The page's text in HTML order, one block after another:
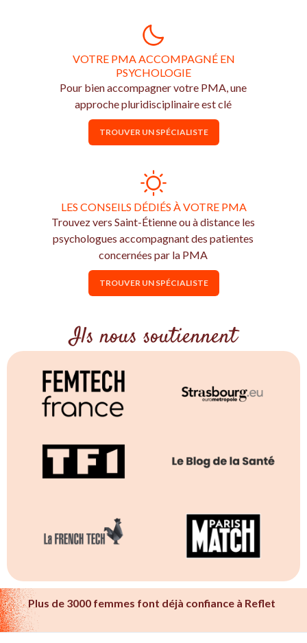
VOTRE PMA ACCOMPAGNÉ EN
PSYCHOLOGIE
Pour bien accompagner votre PMA, une
approche pluridisciplinaire est clé
TROUVER UN SPÉCIALISTE
LES CONSEILS DÉDIÉS À VOTRE PMA
Trouvez vers Saint-Étienne ou à distance les
psychologues accompagnant des patientes
concernées par la PMA
TROUVER UN SPÉCIALISTE
Ils nous soutiennent
Plus de 3000 femmes font déjà confiance à Reflet